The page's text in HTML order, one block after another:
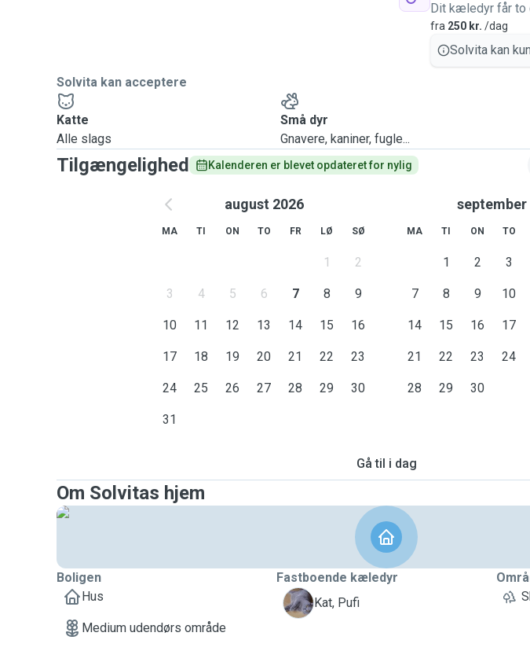
Dit kæledyr får to
fra 250 kr. /dag
Solvita kan
Solvita kan acceptere
Katte
Alle slags
Små dyr
Gnavere, kaniner, fugle...
Tilgængelighed Kalenderen er blevet opdateret for nylig
august 2026
MA TI ON TO FR LØ SØ
1 2
3 4 5 6 7 8 9
10 11 12 13 14 15 16
17 18 19 20 21 22 23
24 25 26 27 28 29 30
31
september
MA TI ON TO
1 2 3
7 8 9 10
14 15 16 17
21 22 23 24
28 29 30
Gå til i dag
Om Solvitas hjem
Boligen
Hus
Medium udendørs område
Fastboende kæledyr
P
Kat, Pufi